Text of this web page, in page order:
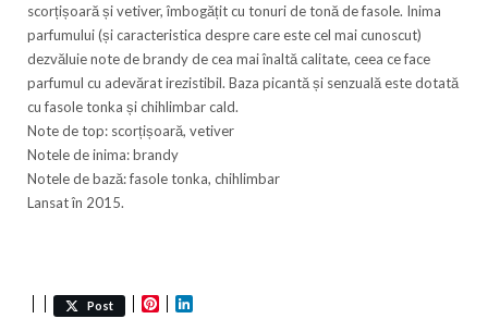
scorțișoară și vetiver, îmbogățit cu tonuri de tonă de fasole. Inima
parfumului (și caracteristica despre care este cel mai cunoscut)
dezvăluie note de brandy de cea mai înaltă calitate, ceea ce face
parfumul cu adevărat irezistibil. Baza picantă și senzuală este dotată
cu fasole tonka și chihlimbar cald.
Note de top: scorțișoară, vetiver
Notele de inima: brandy
Notele de bază: fasole tonka, chihlimbar
Lansat în 2015.
Post Pinterest